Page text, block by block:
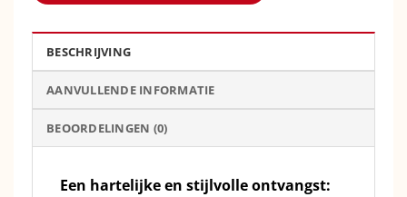
BESCHRIJVING
AANVULLENDE INFORMATIE
BEOORDELINGEN (0)
Een hartelijke en stijlvolle ontvangst: